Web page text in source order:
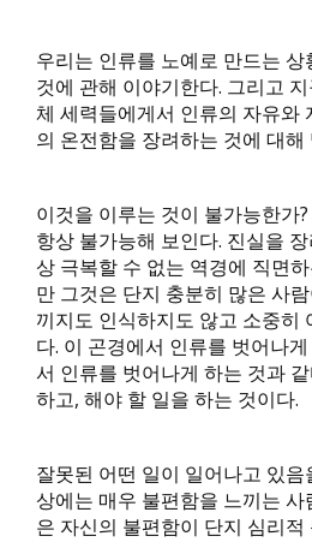
우리는 인류를 노예로 만드는
것에 관해 이야기한다. 그리고
체 세력들에게서 인류의 자유와
의 온전함을 장려하는 것에 대해
이것을 이루는 것이 불가능한가
항상 불가능해 보인다. 진실을
상 극복할 수 없는 역경에 직면
만 그것은 단지 충분히 많은 사
끼지도 인식하지도 않고 소중히
다. 이 곤경에서 인류를 벗어나
서 인류를 벗어나게 하는 것과
하고, 해야 할 일을 하는 것이다.
잘못된 어떤 일이 일어나고 있
상에는 매우 불편함을 느끼는 사
은 자신의 불편함이 단지 심리